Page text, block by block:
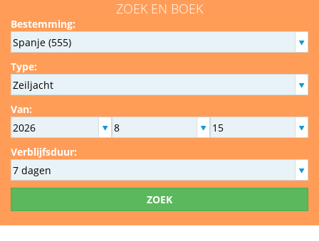
ZOEK EN BOEK
Bestemming:
Type:
Van:
Verblijfsduur:
ZOEK